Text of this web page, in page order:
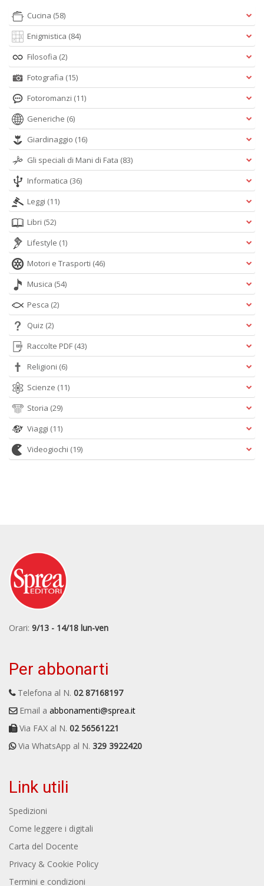
Cucina (58)
Enigmistica (84)
Filosofia (2)
Fotografia (15)
Fotoromanzi (11)
Generiche (6)
Giardinaggio (16)
Gli speciali di Mani di Fata (83)
Informatica (36)
Leggi (11)
Libri (52)
Lifestyle (1)
Motori e Trasporti (46)
Musica (54)
Pesca (2)
Quiz (2)
Raccolte PDF (43)
Religioni (6)
Scienze (11)
Storia (29)
Viaggi (11)
Videogiochi (19)
Orari: 9/13 - 14/18 lun-ven
Per abbonarti
Telefona al N. 02 87168197
Email a abbonamenti@sprea.it
Via FAX al N. 02 56561221
Via WhatsApp al N. 329 3922420
Link utili
Spedizioni
Come leggere i digitali
Carta del Docente
Privacy & Cookie Policy
Termini e condizioni